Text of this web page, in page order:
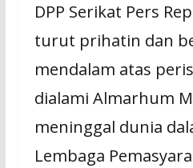
DPP Serikat Pers
turut prihatin dan
mendalam atas
dialami Almarhum
meninggal dunia
Lembaga